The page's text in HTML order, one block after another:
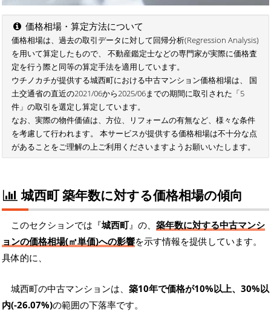
価格相場・算定方法について
価格相場は、過去の取引データに対して回帰分析(Regression Analysis)
を用いて算定したもので、 不動産鑑定士などの専門家が実際に価格査
定を行う際と同等の算定手法を適用しています。
ウチノカチが提供する城西町における中古マンション価格相場は、 国
土交通省の直近の2021/06から2025/06までの期間に取引された「5
件」の取引を選定し算定しています。
なお、実際の物件価値は、方位、リフォームの有無など、様々な条件
を考慮して行われます。 本サービスが提供する価格相場は不十分な点
があることをご理解の上ご利用くださいますようお願いいたします。
城西町 築年数に対する価格相場の傾向
このセクションでは『城西町』の、 築年数に対する中古マンシ
ョンの価格相場(㎡単価)への影響を示す情報を提供しています。
具体的に、
城西町の中古マンションは、 築10年で価格が10%以上、30%以
内(-26.07%)の範囲の下落率です。